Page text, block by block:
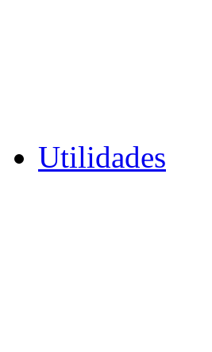
Utilidades